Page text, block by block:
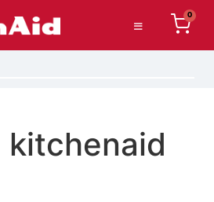
0
kitchenaid